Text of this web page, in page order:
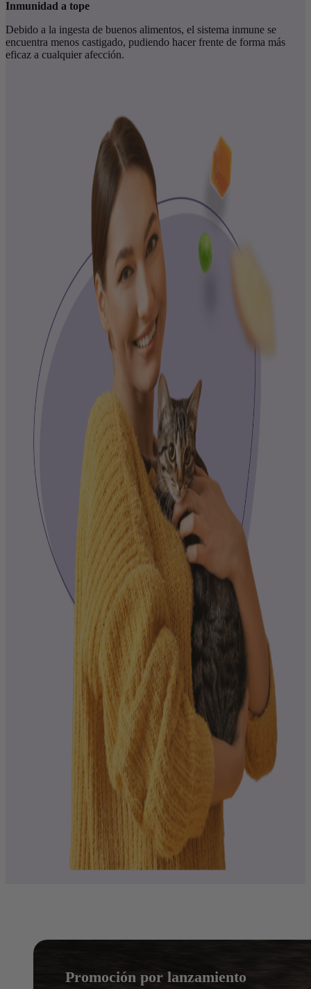
Inmunidad a tope
Debido a la ingesta de buenos alimentos, el sistema inmune se
encuentra menos castigado, pudiendo hacer frente de forma más
eficaz a cualquier afección.
Promoción por lanzamiento